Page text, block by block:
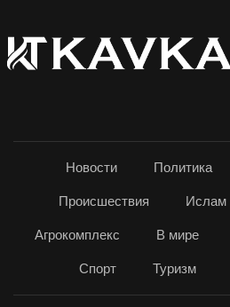
Новости Политика
Происшествия Ислам
Агрокомплекс В мире
Спорт Туризм